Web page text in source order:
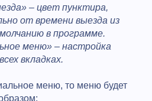
– цвет пунктира,
от времени выезда из
в программе.
меню» – настройка
вкладках.
меню, то меню будет